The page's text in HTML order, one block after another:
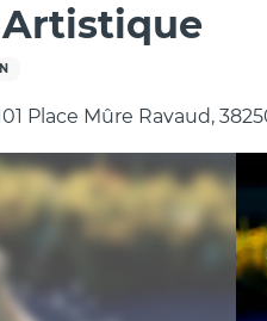
Place Mûre Ravaud,